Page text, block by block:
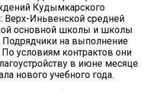
Кудымкарского
Верх-Иньвенской средней
основной школы и школы
на выполнение
условиям контрактов они
в июне месяце
нового учебного года.